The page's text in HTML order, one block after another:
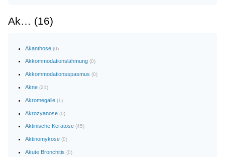
Ak… (16)
Akanthose (0)
Akkommodationslähmung (0)
Akkommodationsspasmus (0)
Akne (21)
Akromegalie (1)
Akrozyanose (0)
Aktinische Keratose (45)
Aktinomykose (0)
Akute Bronchitis (0)